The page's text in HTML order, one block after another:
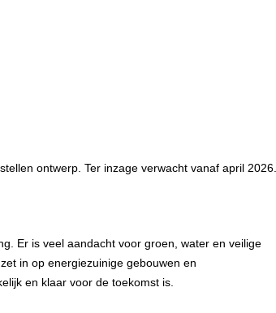
ontwerp. Ter inzage verwacht vanaf april 2026.
Er is veel aandacht voor groen, water en veilige
in op energiezuinige gebouwen en
en klaar voor de toekomst is.